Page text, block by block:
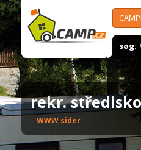
søg:
rekr.
WWW sider